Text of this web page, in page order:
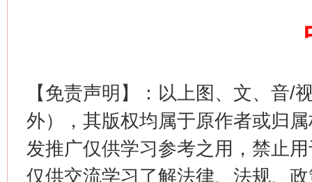
【免责声明】：以上图、文、音/
外），其版权均属于原作者或归
发推广仅供学习参考之用，禁止
仅供交流学习了解法律、法规、